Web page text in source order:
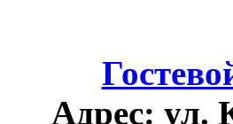
Адрес: ул.